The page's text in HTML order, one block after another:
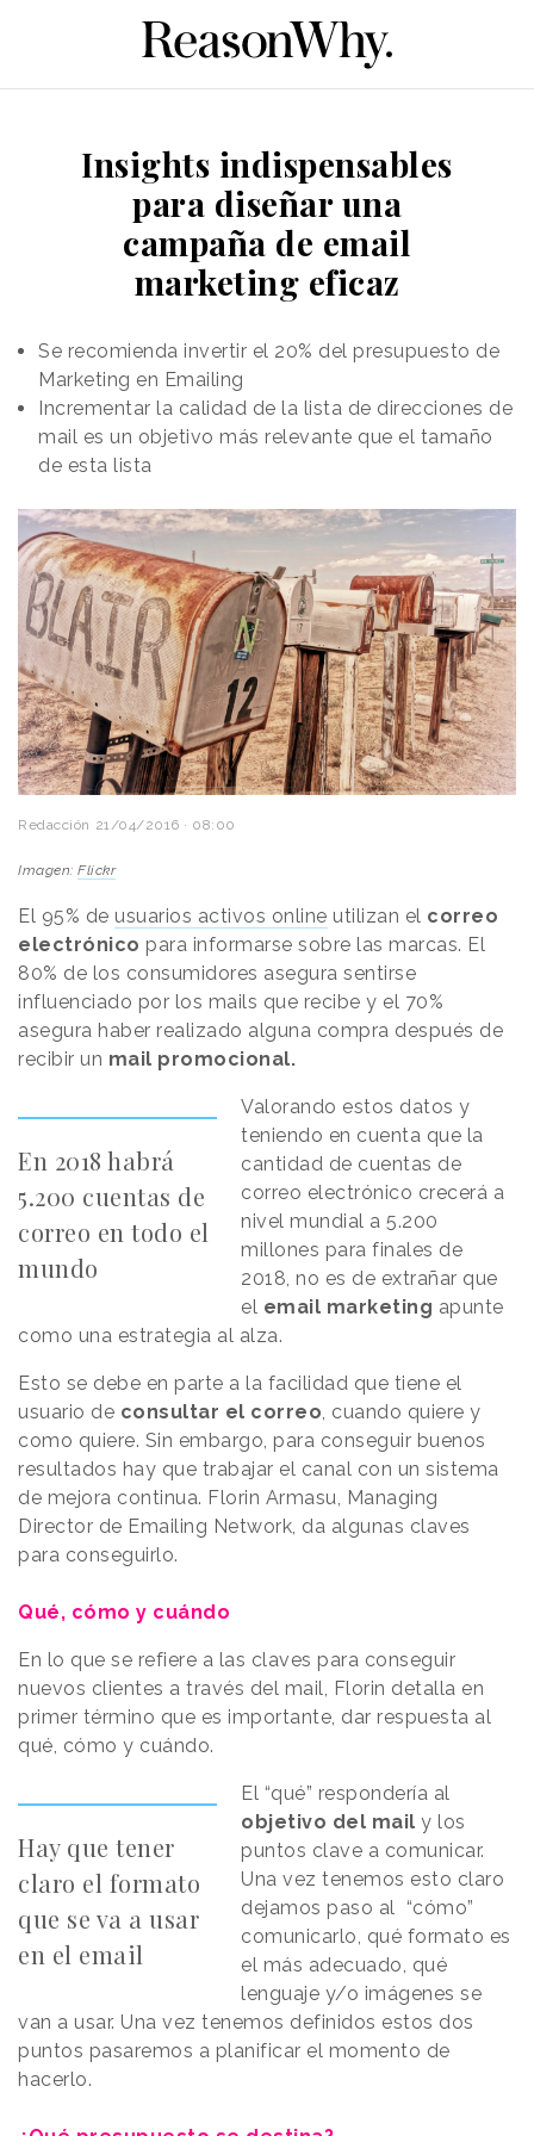
Insights indispensables
para diseñar una
campaña de email
marketing eficaz
Se recomienda invertir el 20% del presupuesto de
Marketing en Emailing
Incrementar la calidad de la lista de direcciones de
mail es un objetivo más relevante que el tamaño
de esta lista
Redacción 21/04/2016 · 08:00
Imagen: Flickr
El 95% de usuarios activos online utilizan el correo
electrónico para informarse sobre las marcas. El
80% de los consumidores asegura sentirse
influenciado por los mails que recibe y el 70%
asegura haber realizado alguna compra después de
recibir un mail promocional.
En 2018 habrá
5.200 cuentas de
correo en todo el
mundo
Valorando estos datos y
teniendo en cuenta que la
cantidad de cuentas de
correo electrónico crecerá a
nivel mundial a 5.200
millones para finales de
2018, no es de extrañar que
el email marketing apunte
como una estrategia al alza.
Esto se debe en parte a la facilidad que tiene el
usuario de consultar el correo, cuando quiere y
como quiere. Sin embargo, para conseguir buenos
resultados hay que trabajar el canal con un sistema
de mejora continua. Florin Armasu, Managing
Director de Emailing Network, da algunas claves
para conseguirlo.
Qué, cómo y cuándo
En lo que se refiere a las claves para conseguir
nuevos clientes a través del mail, Florin detalla en
primer término que es importante, dar respuesta al
qué, cómo y cuándo.
Hay que tener
claro el formato
que se va a usar
en el email
El “qué” respondería al
objetivo del maily los
puntos clave a comunicar.
Una vez tenemos esto claro
dejamos paso al “cómo”
comunicarlo, qué formato es
el más adecuado, qué
lenguaje y/o imágenes se
van a usar. Una vez tenemos definidos estos dos
puntos pasaremos a planificar el momento de
hacerlo.